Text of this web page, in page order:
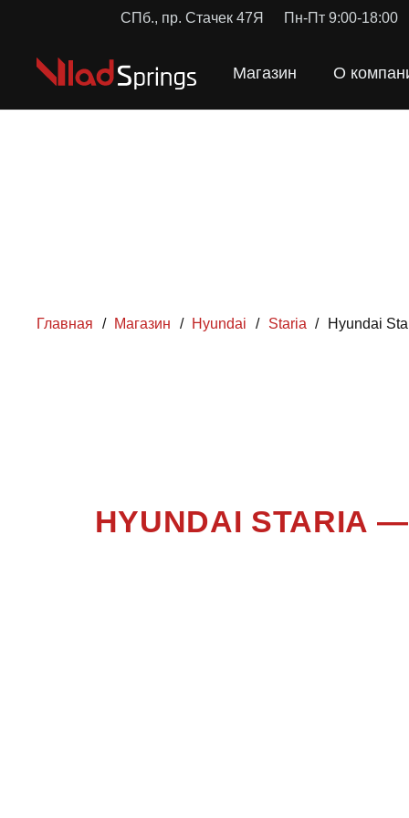
СПб., пр. Стачек 47Я Пн-Пт 9:00-18:00
Магазин О
Главная / Магазин / Hyundai / Staria / Hyundai
HYUNDAI